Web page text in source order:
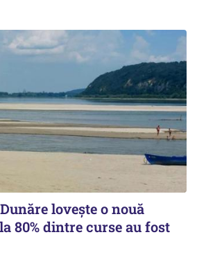
lovește o nouă
80% dintre curse au fost